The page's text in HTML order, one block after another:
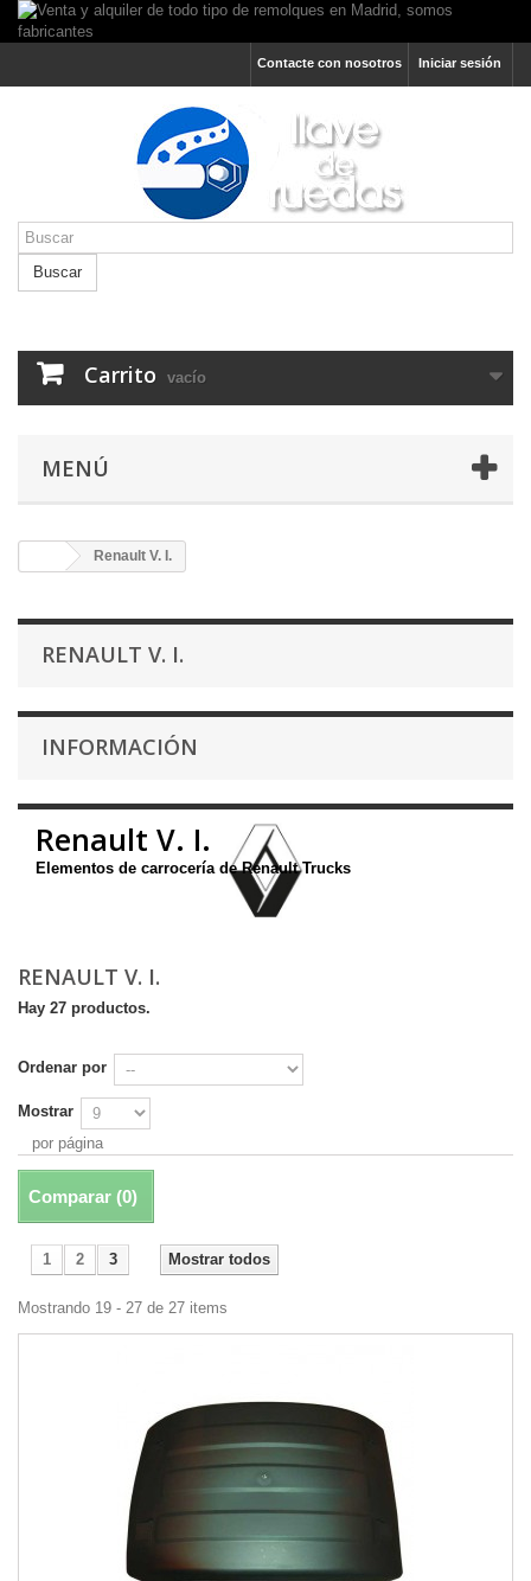
Iniciar sesión
Contacte con nosotros
Buscar
Carrito vacío
MENÚ
Renault V. I.
RENAULT V. I.
INFORMACIÓN
Renault V. I.
Elementos de carrocería de Renault Trucks
RENAULT V. I.
Hay 27 productos.
Ordenar por
Mostrar
por página
Comparar (0)
Mostrar todos
1 2 3
Mostrando 19 - 27 de 27 items